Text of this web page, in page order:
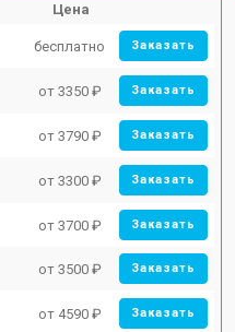
Цена
бесплатно Заказать
от 3350 ₽ Заказать
от 3790 ₽ Заказать
от 3300 ₽ Заказать
от 3700 ₽ Заказать
от 3500 ₽ Заказать
от 4590 ₽ Заказать